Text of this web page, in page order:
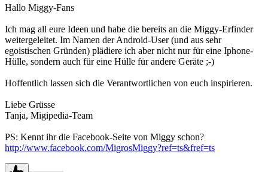
Hallo Miggy-Fans
Ich mag all eure Ideen und habe die bereits an die Miggy-Erfinder
weitergeleitet. Im Namen der Android-User (und aus sehr
egoistischen Gründen) plädiere ich aber nicht nur für eine Iphone-
Hülle, sondern auch für eine Hülle für andere Geräte ;-)
Hoffentlich lassen sich die Verantwortlichen von euch inspirieren.
Liebe Grüsse
Tanja, Migipedia-Team
PS: Kennt ihr die Facebook-Seite von Miggy schon?
http://www.facebook.com/MigrosMiggy?ref=ts&fref=ts